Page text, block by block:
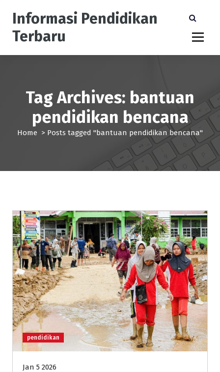
Informasi Pendidikan
Terbaru
Tag Archives: bantuan
pendidikan bencana
Home > Posts tagged "bantuan pendidikan bencana"
pendidikan
Jan 5 2026